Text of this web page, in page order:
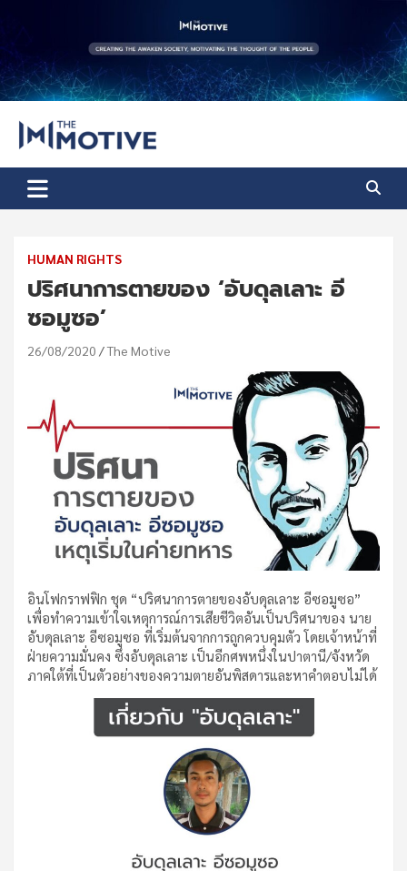
content
The Motive
HUMAN RIGHTS
ปริศนาการตายของ ‘อับดุลเลาะ อี
ซอมูซอ’
26/08/2020 The Motive
อินโฟกราฟฟิก ชุด “ปริศนาการตายของอับดุลเลาะ อีซอมูซอ”
เพื่อทำความเข้าใจเหตุการณ์การเสียชีวิตอันเป็นปริศนาของ นาย
อับดุลเลาะ อีซอมูซอ ที่เริ่มต้นจากการถูกควบคุมตัว โดยเจ้าหน้าที่
ฝ่ายความมั่นคง ซึ่งอับดุลเลาะ เป็นอีกศพหนึ่งในปาตานี/จังหวัด
ภาคใต้ที่เป็นตัวอย่างของความตายอันพิสดารและหาคำตอบไม่ได้